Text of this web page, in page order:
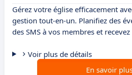
Gérez votre église efficacement
gestion tout-en-un. Planifiez des
des SMS à vos membres et
Voir plus de détails
En savoir